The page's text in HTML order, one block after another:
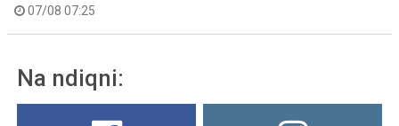
07/08 07:25
Na ndiqni: